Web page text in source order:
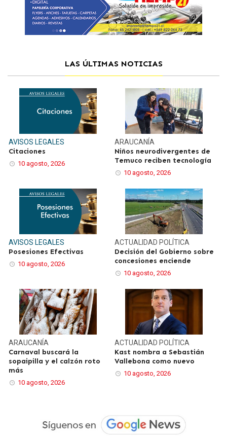
LAS ÚLTIMAS NOTICIAS
AVISOS LEGALES
Citaciones
10 agosto, 2026
ARAUCANÍA
Niños neurodivergentes de
Temuco reciben tecnología
10 agosto, 2026
AVISOS LEGALES
Posesiones Efectivas
10 agosto, 2026
ACTUALIDAD POLÍTICA
Decisión del Gobierno sobre
concesiones enciende
10 agosto, 2026
ARAUCANÍA
Carnaval buscará la
sopaipilla y el calzón roto
más
10 agosto, 2026
ACTUALIDAD POLÍTICA
Kast nombra a Sebastián
Vallebona como nuevo
10 agosto, 2026